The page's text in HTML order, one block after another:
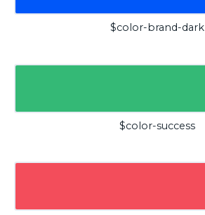
$color-brand-dark
$color-success